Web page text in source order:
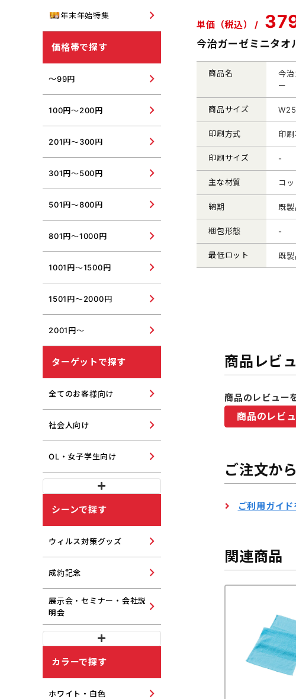
単価（税込） /
今治ガーゼミニタ
商品名
今
ー
商品サイズ
印刷方式 印
印刷サイズ -
主な材質 コ
納期 既
梱包形態 -
最低ロット 既
商品レビ
商品のレビュー
商品のレビ
ご注文か
ご利用ガイド
関連商品
紫外線対策グッズ
その他夏向けグッズ
USBウォーマー・USB加湿
その他冬向けグッズ
年末年始特集
価格帯で探す
～99円
100円～200円
201円～300円
301円～500円
501円～800円
801円～1000円
1001円～1500円
1501円～2000円
2001円～
ターゲットで探す
全てのお客様向け
社会人向け
OL・女子学生向け
シーンで探す
ウィルス対策グッズ
成約記念
展示会・セミナー・会社説
明会
カラーで探す
ホワイト・白色